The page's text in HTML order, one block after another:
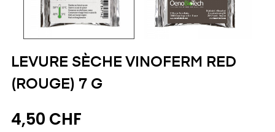
LEVURE SÈCHE VINOFERM RED
(ROUGE) 7 G
4,50 CHF